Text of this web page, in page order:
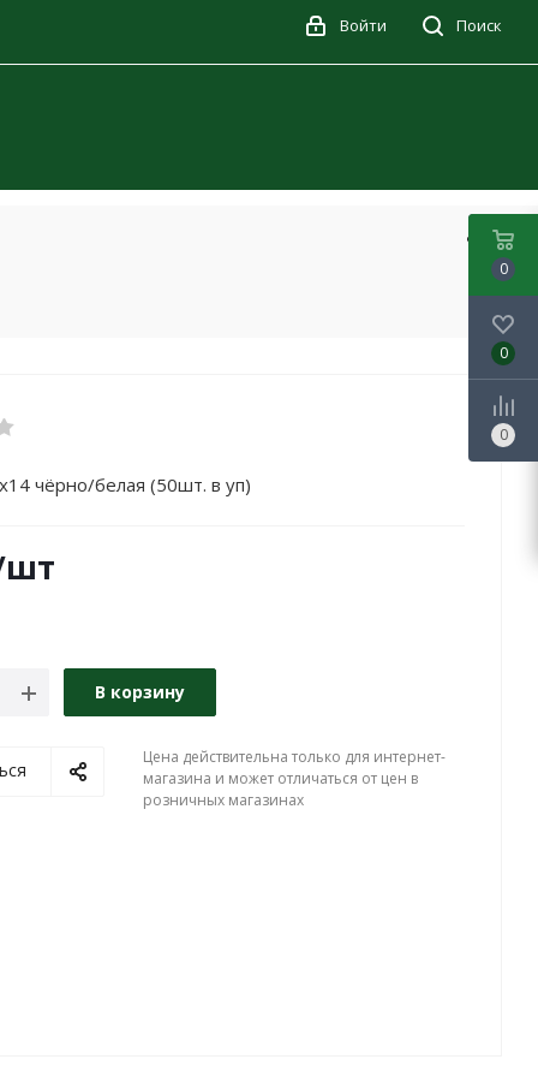
Поиск
Войти
чёрно/белая (50шт. в уп)
В корзину
Цена действительна только для интернет-
магазина и может отличаться от цен в
розничных магазинах
0
0
0